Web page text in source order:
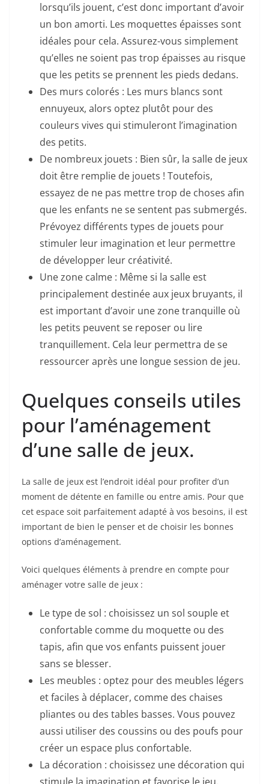
lorsqu’ils jouent, c’est donc important d’avoir
un bon amorti. Les moquettes épaisses sont
idéales pour cela. Assurez-vous simplement
qu’elles ne soient pas trop épaisses au risque
que les petits se prennent les pieds dedans.
Des murs colorés : Les murs blancs sont
ennuyeux, alors optez plutôt pour des
couleurs vives qui stimuleront l’imagination
des petits.
De nombreux jouets : Bien sûr, la salle de jeux
doit être remplie de jouets ! Toutefois,
essayez de ne pas mettre trop de choses afin
que les enfants ne se sentent pas submergés.
Prévoyez différents types de jouets pour
stimuler leur imagination et leur permettre
de développer leur créativité.
Une zone calme : Même si la salle est
principalement destinée aux jeux bruyants, il
est important d’avoir une zone tranquille où
les petits peuvent se reposer ou lire
tranquillement. Cela leur permettra de se
ressourcer après une longue session de jeu.
Quelques conseils utiles
pour l’aménagement
d’une salle de jeux.
La salle de jeux est l’endroit idéal pour profiter d’un
moment de détente en famille ou entre amis. Pour que
cet espace soit parfaitement adapté à vos besoins, il est
important de bien le penser et de choisir les bonnes
options d’aménagement.
Voici quelques éléments à prendre en compte pour
aménager votre salle de jeux :
Le type de sol : choisissez un sol souple et
confortable comme du moquette ou des
tapis, afin que vos enfants puissent jouer
sans se blesser.
Les meubles : optez pour des meubles légers
et faciles à déplacer, comme des chaises
pliantes ou des tables basses. Vous pouvez
aussi utiliser des coussins ou des poufs pour
créer un espace plus confortable.
La décoration : choisissez une décoration qui